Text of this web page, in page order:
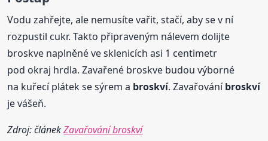
Vodu zahřejte, ale nemusíte vařit, stačí, aby se v ní
rozpustil cukr. Takto připraveným nálevem dolijte
broskve naplněné ve sklenicích asi 1 centimetr
pod okraj hrdla. Zavařené broskve budou výborné
na kuřecí plátek se sýrem a broskví. Zavařováníbroskví
je vášeň.
Zdroj: článekZavařování broskví